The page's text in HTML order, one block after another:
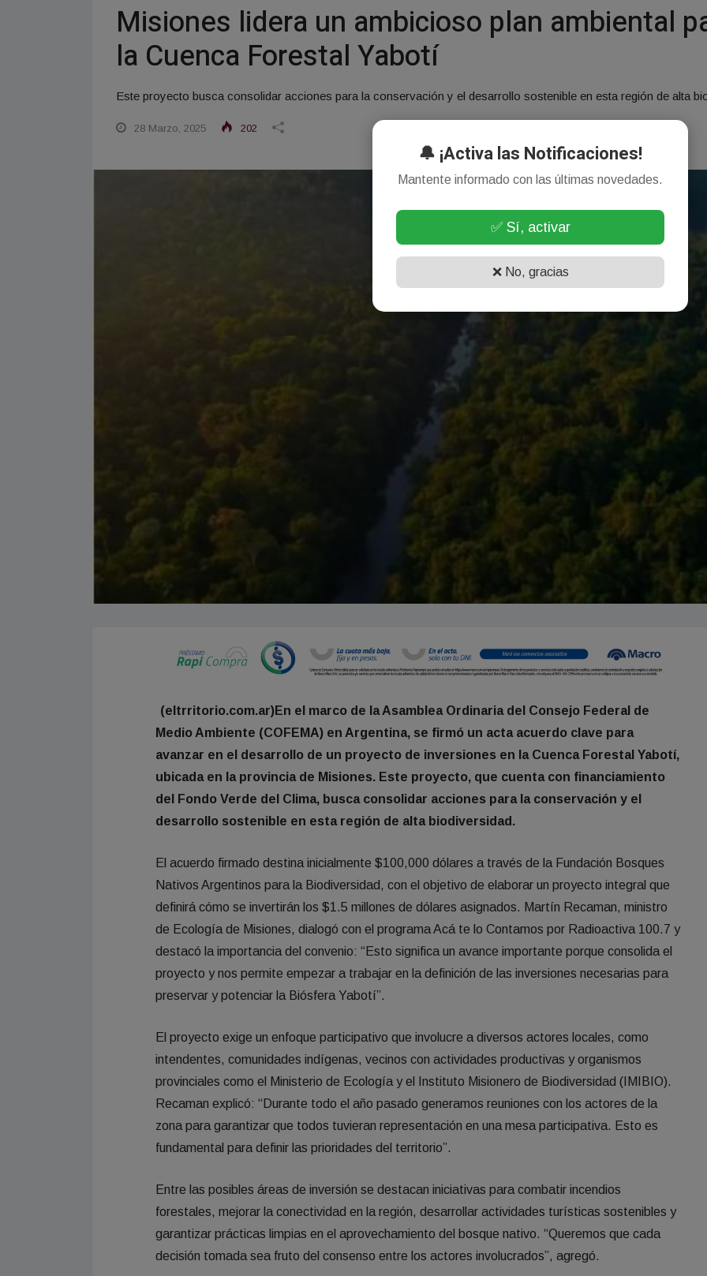
Misiones lidera un ambicioso plan ambiental
la Cuenca Forestal Yabotí
Este proyecto busca consolidar acciones para la conservación y el desarrollo sostenible en esta región de alta
28 Marzo, 2025 202
(eltrritorio.com.ar)En el marco de la Asamblea Ordinaria del Consejo Federal de
Medio Ambiente (COFEMA) en Argentina, se firmó un acta acuerdo clave para
avanzar en el desarrollo de un proyecto de inversiones en la Cuenca Forestal Yabotí,
ubicada en la provincia de Misiones. Este proyecto, que cuenta con financiamiento
del Fondo Verde del Clima, busca consolidar acciones para la conservación y el
desarrollo sostenible en esta región de alta biodiversidad.
El acuerdo firmado destina inicialmente $100,000 dólares a través de la Fundación Bosques
Nativos Argentinos para la Biodiversidad, con el objetivo de elaborar un proyecto integral que
definirá cómo se invertirán los $1.5 millones de dólares asignados. Martín Recaman, ministro
de Ecología de Misiones, dialogó con el programa Acá te lo Contamos por Radioactiva 100.7 y
destacó la importancia del convenio: “Esto significa un avance importante porque consolida el
proyecto y nos permite empezar a trabajar en la definición de las inversiones necesarias para
preservar y potenciar la Biósfera Yabotí”.
El proyecto exige un enfoque participativo que involucre a diversos actores locales, como
intendentes, comunidades indígenas, vecinos con actividades productivas y organismos
provinciales como el Ministerio de Ecología y el Instituto Misionero de Biodiversidad (IMIBIO).
Recaman explicó: “Durante todo el año pasado generamos reuniones con los actores de la
zona para garantizar que todos tuvieran representación en una mesa participativa. Esto es
fundamental para definir las prioridades del territorio”.
Entre las posibles áreas de inversión se destacan iniciativas para combatir incendios
forestales, mejorar la conectividad en la región, desarrollar actividades turísticas sostenibles y
garantizar prácticas limpias en el aprovechamiento del bosque nativo. “Queremos que cada
decisión tomada sea fruto del consenso entre los actores involucrados”, agregó.
🔔 ¡Activa las Notificaciones!
Mantente informado con las últimas novedades.
✅ Sí, activar
❌ No, gracias